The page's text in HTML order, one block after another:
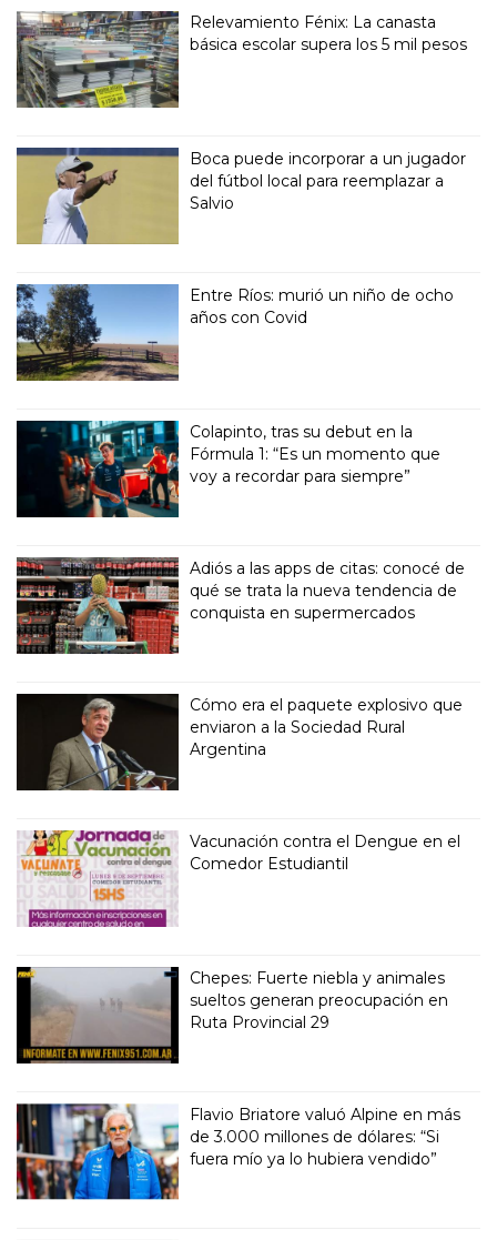
Relevamiento Fénix: La canasta
básica escolar supera los 5 mil pesos
Boca puede incorporar a un jugador
del fútbol local para reemplazar a
Salvio
Entre Ríos: murió un niño de ocho
años con Covid
Colapinto, tras su debut en la
Fórmula 1: “Es un momento que
voy a recordar para siempre”
Adiós a las apps de citas: conocé de
qué se trata la nueva tendencia de
conquista en supermercados
Cómo era el paquete explosivo que
enviaron a la Sociedad Rural
Argentina
Vacunación contra el Dengue en el
Comedor Estudiantil
Chepes: Fuerte niebla y animales
sueltos generan preocupación en
Ruta Provincial 29
Flavio Briatore valuó Alpine en más
de 3.000 millones de dólares: “Si
fuera mío ya lo hubiera vendido”